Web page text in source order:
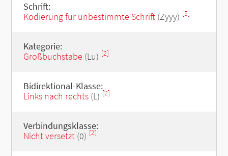
Schrift:
Kodierung für unbestimmte Schrift(Zyyy) [5]
Kategorie:
Großbuchstabe (Lu) [2]
Bidirektional-Klasse:
Links nach rechts(L) [2]
Verbindungsklasse:
Nicht versetzt(0) [2]